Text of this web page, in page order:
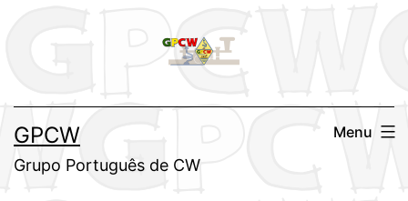
conteúdo
GPCW
Grupo Português de CW
Menu